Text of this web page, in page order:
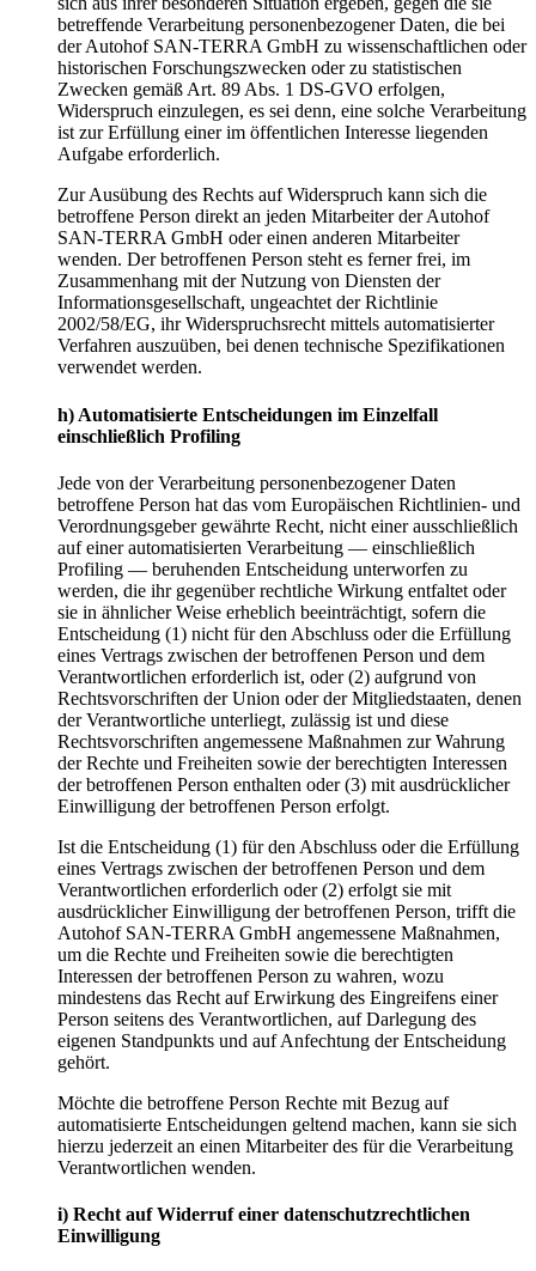
betreffende Verarbeitung personenbezogener Daten, die bei
der Autohof SAN-TERRA GmbH zu wissenschaftlichen oder
historischen Forschungszwecken oder zu statistischen
Zwecken gemäß Art. 89 Abs. 1 DS-GVO erfolgen,
Widerspruch einzulegen, es sei denn, eine solche Verarbeitung
ist zur Erfüllung einer im öffentlichen Interesse liegenden
Aufgabe erforderlich.
Zur Ausübung des Rechts auf Widerspruch kann sich die
betroffene Person direkt an jeden Mitarbeiter der Autohof
SAN-TERRA GmbH oder einen anderen Mitarbeiter
wenden. Der betroffenen Person steht es ferner frei, im
Zusammenhang mit der Nutzung von Diensten der
Informationsgesellschaft, ungeachtet der Richtlinie
2002/58/EG, ihr Widerspruchsrecht mittels automatisierter
Verfahren auszuüben, bei denen technische Spezifikationen
verwendet werden.
h) Automatisierte Entscheidungen im Einzelfall
einschließlich Profiling
Jede von der Verarbeitung personenbezogener Daten
betroffene Person hat das vom Europäischen Richtlinien- und
Verordnungsgeber gewährte Recht, nicht einer ausschließlich
auf einer automatisierten Verarbeitung — einschließlich
Profiling — beruhenden Entscheidung unterworfen zu
werden, die ihr gegenüber rechtliche Wirkung entfaltet oder
sie in ähnlicher Weise erheblich beeinträchtigt, sofern die
Entscheidung (1) nicht für den Abschluss oder die Erfüllung
eines Vertrags zwischen der betroffenen Person und dem
Verantwortlichen erforderlich ist, oder (2) aufgrund von
Rechtsvorschriften der Union oder der Mitgliedstaaten, denen
der Verantwortliche unterliegt, zulässig ist und diese
Rechtsvorschriften angemessene Maßnahmen zur Wahrung
der Rechte und Freiheiten sowie der berechtigten Interessen
der betroffenen Person enthalten oder (3) mit ausdrücklicher
Einwilligung der betroffenen Person erfolgt.
Ist die Entscheidung (1) für den Abschluss oder die Erfüllung
eines Vertrags zwischen der betroffenen Person und dem
Verantwortlichen erforderlich oder (2) erfolgt sie mit
ausdrücklicher Einwilligung der betroffenen Person, trifft die
Autohof SAN-TERRA GmbH angemessene Maßnahmen,
um die Rechte und Freiheiten sowie die berechtigten
Interessen der betroffenen Person zu wahren, wozu
mindestens das Recht auf Erwirkung des Eingreifens einer
Person seitens des Verantwortlichen, auf Darlegung des
eigenen Standpunkts und auf Anfechtung der Entscheidung
gehört.
Möchte die betroffene Person Rechte mit Bezug auf
automatisierte Entscheidungen geltend machen, kann sie sich
hierzu jederzeit an einen Mitarbeiter des für die Verarbeitung
Verantwortlichen wenden.
i) Recht auf Widerruf einer datenschutzrechtlichen
Einwilligung